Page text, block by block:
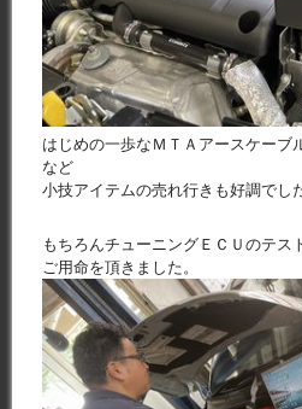
はじめの一歩なＭＴＡアースケーブ
など
小技アイテムの売れ行きも好調でし
もちろんチューニングＥＣＵのテス
ご用命を頂きました。